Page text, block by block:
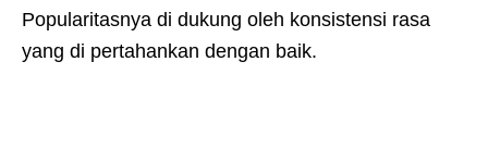
Popularitasnya di dukung oleh konsistensi rasa
yang di pertahankan dengan baik.